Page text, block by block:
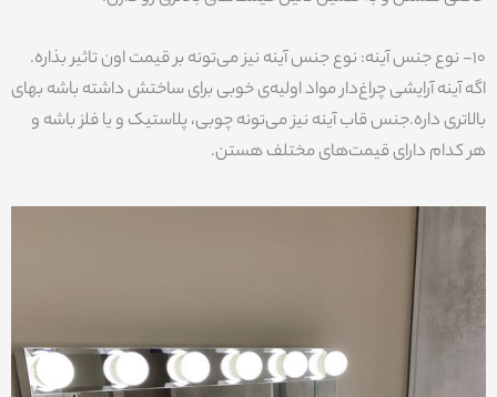
10- نوع جنس آینه: نوع جنس آینه نیز می‌تونه بر قیمت اون تاثیر بذاره.
اگه آینه آرایشی چراغ‌دار مواد اولیه‌ی خوبی برای ساختش داشته باشه بهای
بالاتری داره.جنس قاب آینه نیز می‌تونه چوبی، پلاستیک و یا فلز باشه و
هر کدام دارای قیمت‌های مختلف هستن.